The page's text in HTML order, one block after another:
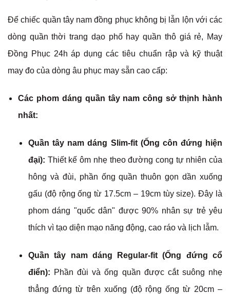
Để chiếc quần tây nam đồng phục không bị lẫn lộn với các
dòng quần thời trang dạo phố hay quần thô giá rẻ, May
Đồng Phục 24h áp dụng các tiêu chuẩn rập và kỹ thuật
may đo của dòng âu phục may sẵn cao cấp:
Các phom dáng quần tây nam công sở thịnh hành
nhất:
Quần tây nam dáng Slim-fit (Ống côn đứng hiện
đại): Thiết kế ôm nhẹ theo đường cong tự nhiên của
hông và đùi, phần ống quần thuôn gọn dần xuống
gấu (độ rộng ống từ 17.5cm – 19cm tùy size). Đây là
phom dáng "quốc dân" được 90% nhân sự trẻ yêu
thích vì tạo diện mạo năng động, cao ráo và lịch lẫm.
Quần tây nam dáng Regular-fit (Ống đứng cổ
điển): Phần đùi và ống quần được cắt suông nhẹ
thẳng đứng từ trên xuống (độ rộng ống từ 20cm –